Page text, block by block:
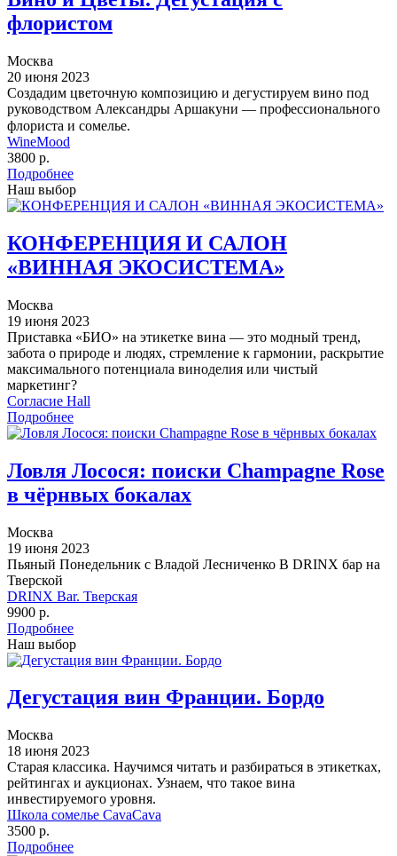
флористом
Москва
20 июня 2023
Создадим цветочную композицию и дегустируем вино под
руководством Александры Аршакуни — профессионального
флориста и сомелье. ⠀
WineMood
3800 р.
Подробнее
Наш выбор
КОНФЕРЕНЦИЯ И САЛОН
«ВИННАЯ ЭКОСИСТЕМА»
Москва
19 июня 2023
Приставка «БИО» на этикетке вина — это модный тренд,
забота о природе и людях, стремление к гармонии, раскрытие
максимального потенциала виноделия или чистый
маркетинг?
Согласие Hall
Подробнее
Ловля Лосося: поиски Champagne Rose
в чёрнвых бокалах
Москва
19 июня 2023
Пьяный Понедельник с Владой Лесниченко В DRINX бар на
Тверской
DRINX Bar. Тверская
9900 р.
Подробнее
Наш выбор
Дегустация вин Франции. Бордо
Москва
18 июня 2023
Старая классика. Научимся читать и разбираться в этикетках,
рейтингах и аукционах. Узнаем, что такое вина
инвестируемого уровня.
Школа сомелье CavaCava
3500 р.
Подробнее